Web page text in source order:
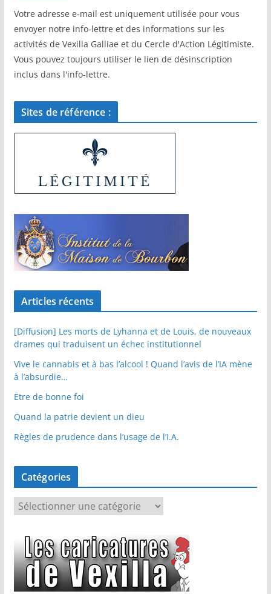
Votre adresse e-mail est uniquement utilisée pour vous
envoyer notre info-lettre et des informations sur les
activités de Vexilla Galliae et du Cercle d'Action Légitimiste.
Vous pouvez toujours utiliser le lien de désinscription
inclus dans l'info-lettre.
Sites de référence :
Articles récents
[Diffusion] Les morts de Lyhanna et de Louis, de nouveaux
drames qui traduisent un échec institutionnel
Vive le cannabis et à bas l’alcool ! Quand l’avis de l’IA mène
à l’absurdie…
Etre de bonne foi
Quand la patrie devient un dieu
Règles de prudence dans l’usage de l’I.A.
Catégories
a
é
g
o